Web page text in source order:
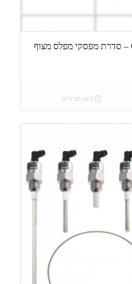
GEMS – Side Mount Series – סדרת מפסקי מפלס מצוף
הצג פרטים